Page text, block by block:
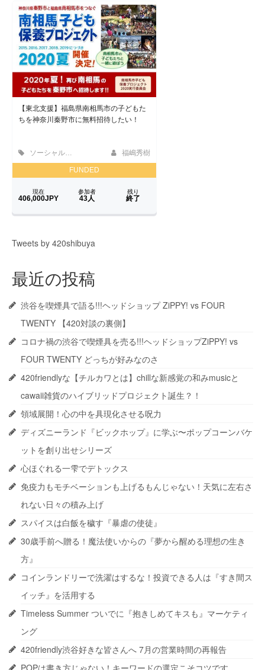
Tweets by 420shibuya
最近の投稿
渋谷を喫煙具で語る!!!ヘッドショップ ZiPPY! vs FOUR
TWENTY 【420対談の裏側】
コロナ禍の渋谷で喫煙具を売る!!!ヘッドショップZiPPY! vs
FOUR TWENTY どっちが好みなのさ
420friendlyな【チルカワとは】chillな新感覚の和みmusicと
cawaii雑貨のハイブリッドプロジェクト誕生？！
領域展開！心の中を具現化させる呪力
ディズニーランド『ビックホップ』に学ぶ〜ポップコーンバケ
ットを創り出せシリーズ
心ほぐれる一雫でデトックス
免疫力もモチベーションも上げるもんじゃない！天気に左右さ
れない日々の積み上げ
スパイスは白飯を穢す『暴虐の使徒』
30歳手前へ贈る！魔法使いからの『夢から醒める理想の生き
方』
コインランドリーで洗濯はするな！投資できる人は『すき間ス
イッチ』を活用する
Timeless Summer ついでに『抱きしめてキスも』マーケティ
ング
420friendly渋谷好きな皆さんへ 7月の営業時間の再報告
POPは書き方じゃない！キーワードの選定こそコツです